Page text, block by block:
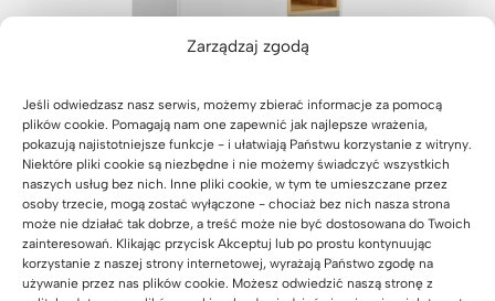
Zarządzaj zgodą
Jeśli odwiedzasz nasz serwis, możemy zbierać informacje za pomocą
plików cookie. Pomagają nam one zapewnić jak najlepsze wrażenia,
pokazują najistotniejsze funkcje - i ułatwiają Państwu korzystanie z witryny.
Niektóre pliki cookie są niezbędne i nie możemy świadczyć wszystkich
naszych usług bez nich. Inne pliki cookie, w tym te umieszczane przez
osoby trzecie, mogą zostać wyłączone - chociaż bez nich nasza strona
może nie działać tak dobrze, a treść może nie być dostosowana do Twoich
zainteresowań. Klikając przycisk Akceptuj lub po prostu kontynuując
korzystanie z naszej strony internetowej, wyrażają Państwo zgodę na
używanie przez nas plików cookie. Możesz odwiedzić naszą stronę z
Biała biurowa szafa na segregatory z kolekcji
„Modern office”
Oceniony
5.00 na 5
na
podstawie
10
2.999zł